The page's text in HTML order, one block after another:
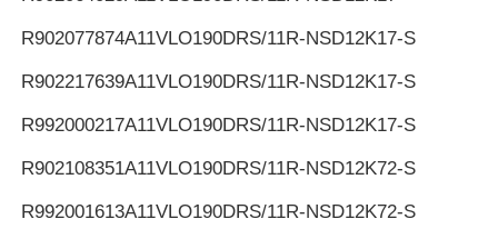
R902077874A11VLO190DRS/11R-NSD12K17-S
R902217639A11VLO190DRS/11R-NSD12K17-S
R992000217A11VLO190DRS/11R-NSD12K17-S
R902108351A11VLO190DRS/11R-NSD12K72-S
R992001613A11VLO190DRS/11R-NSD12K72-S